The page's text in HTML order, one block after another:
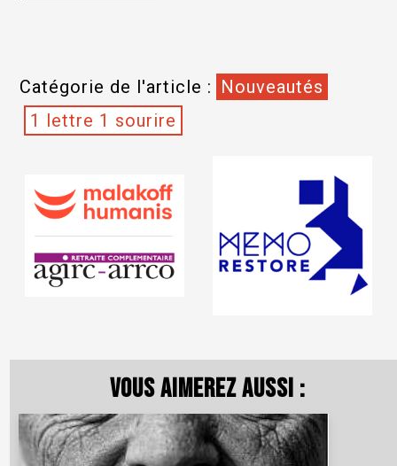
Catégorie de l'article : Nouveautés
1 lettre 1 sourire
Vous aimerez aussi :